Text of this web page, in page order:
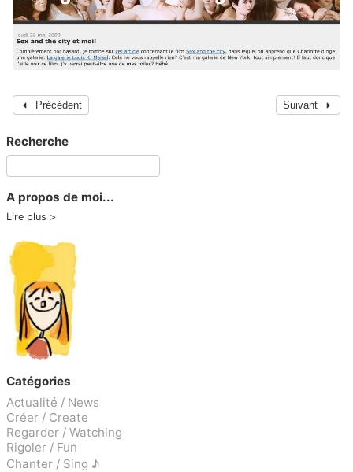
Précédent Suivant
Recherche
A propos de moi...
Lire plus
Catégories
Actualité / News
Créer / Create
Regarder / Watching
Rigoler / Fun
Chanter / Sing ♪